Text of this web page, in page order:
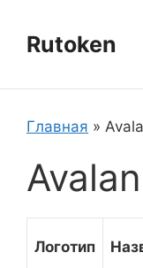
содержимому
Rutoken
Главная »
Логотип